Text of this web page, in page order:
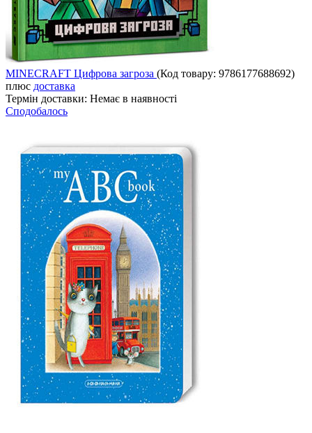
MINECRAFT Цифрова загроза (Код товару: 9786177688692)
плюс доставка
Термін доставки: Немає в наявності
Сподобалось